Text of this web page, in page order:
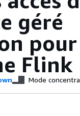
géré
pour
Flink
Mode